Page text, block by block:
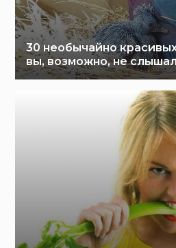
30 необычайно
вы, возможно, не